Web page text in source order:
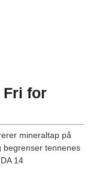
Fri for
mineraltap på
begrenser tennenes
14